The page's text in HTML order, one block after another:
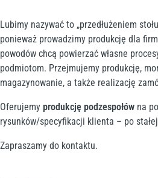
Lubimy nazywać to „przedłużeniem
ponieważ prowadzimy produkcję dla
powodów chcą powierzać własne
podmiotom. Przejmujemy produkcję,
magazynowanie, a także realizację
Oferujemy produkcję podzespołów na
rysunków/specyfikacji klienta – po
Zapraszamy do kontaktu.